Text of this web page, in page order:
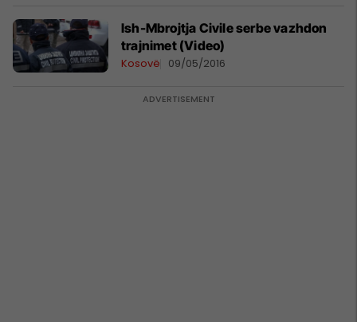
Ish-Mbrojtja Civile serbe vazhdon
trajnimet (Video)
Kosovë 09/05/2016